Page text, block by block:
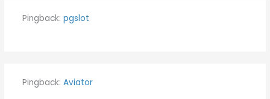
Pingback: pgslot
Pingback: Aviator